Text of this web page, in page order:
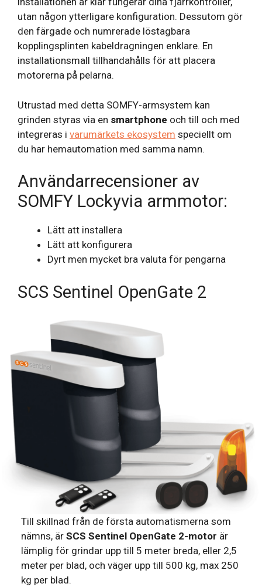
utan någon ytterligare konfiguration. Dessutom gör
den färgade och numrerade löstagbara
kopplingsplinten kabeldragningen enklare. En
installationsmall tillhandahålls för att placera
motorerna på pelarna.
Utrustad med detta SOMFY-armsystem kan
grinden styras via en smartphone och till och med
integreras i varumärkets ekosystem speciellt om
du har hemautomation med samma namn.
Användarrecensioner av
SOMFY Lockyvia armmotor:
Lätt att installera
Lätt att konfigurera
Dyrt men mycket bra valuta för pengarna
SCS Sentinel OpenGate 2
Till skillnad från de första automatismerna som
nämns, är SCS Sentinel OpenGate 2-motor är
lämplig för grindar upp till 5 meter breda, eller 2,5
meter per blad, och väger upp till 500 kg, max 250
kg per blad.